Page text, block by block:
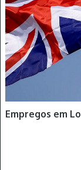
Empregos em